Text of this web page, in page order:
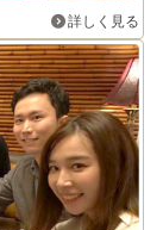
詳しく見る